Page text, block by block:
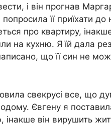
і він прогнав
її приїхати
про квартиру,
на кухню. Я їй дала
що її син не
свекрусі все, що
Євгену я
інакше він вирушить